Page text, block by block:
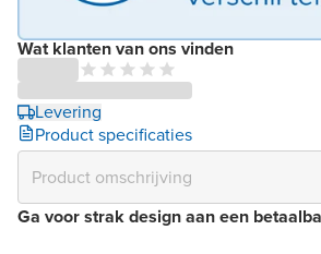
Wat klanten van ons vinden
Levering
Product specificaties
Ga voor strak design aan een